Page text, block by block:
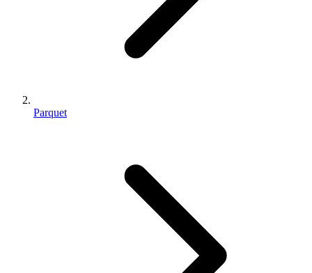
Parquet